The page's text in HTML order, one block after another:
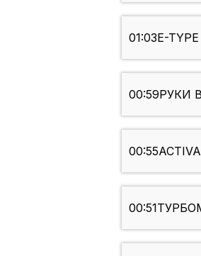
01:03E-
00:59РУКИ
00:55
00:51